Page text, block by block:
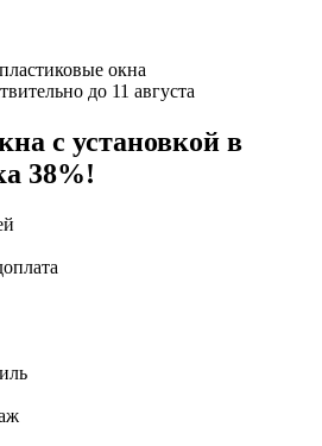
окна
до 11 августа
с установкой в
38%!